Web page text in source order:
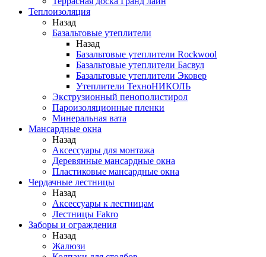
Теплоизоляция
Назад
Базальтовые утеплители
Назад
Базальтовые утеплители Rockwool
Базальтовые утеплители Басвул
Базальтовые утеплители Эковер
Утеплители ТехноНИКОЛЬ
Экструзионный пенополистирол
Пароизоляционные пленки
Минеральная вата
Мансардные окна
Назад
Аксессуары для монтажа
Деревянные мансардные окна
Пластиковые мансардные окна
Чердачные лестницы
Назад
Аксессуары к лестницам
Лестницы Fakro
Заборы и ограждения
Назад
Жалюзи